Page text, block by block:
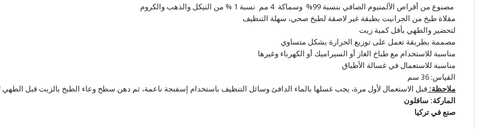
مصنوع من أقراص الألمنيوم الصافي بنسبة 99% وسماكة 4 مم نسبة 1 % من النيكل والذهب والكروم
مقلاة طبخ من الجرانيت بطبقة غير لاصقة لطبخ صحي، سهلة التنظيف
لتحضير والطهي بأقل كمية زيت
مصممة بطريقة تعمل على توزيع الحرارة بشكل متساوي
مناسبة للاستخدام مع طباخ الغاز أو السيراميك أو الكهرباء وغيرها
مناسبة للاستعمال في غسالة الأطباق
القياس: 36 سم
ملاحظة: قبل الاستعمال لأول مرة، يجب غسلها بالماء الدافئ وسائل التنظيف باستخدام إسفنجة ناعمة، ثم دهن سطح وعاء الطبخ بالزيت قبل الطهي
الماركة: سافلون
صنع في تركيا